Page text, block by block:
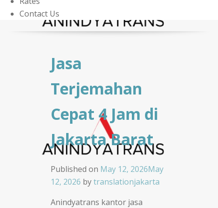
Contact Us
Jasa
Terjemahan
Cepat 4 Jam di
Jakarta Barat
Published on May 12, 2026May
12, 2026 bytranslationjakarta
Anindyatrans kantor jasa